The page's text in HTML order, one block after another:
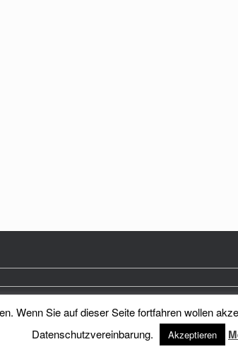
Heimatkreis Reichenberg Stadt und Land e.V. Theme by
Wenn Sie auf dieser Seite fortfahren wollen
Datenschutzvereinbarung.
Akzeptieren